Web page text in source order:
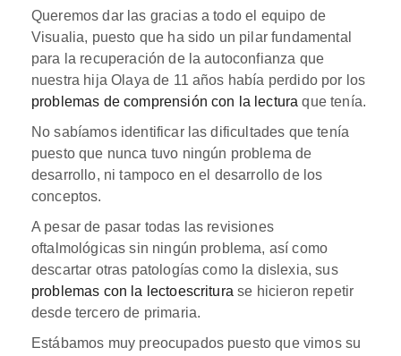
Queremos dar las gracias a todo el equipo de
Visualia, puesto que ha sido un pilar fundamental
para la recuperación de la autoconfianza que
nuestra hija Olaya de 11 años había perdido por los
problemas de comprensión con la lectura que tenía.
No sabíamos identificar las dificultades que tenía
puesto que nunca tuvo ningún problema de
desarrollo, ni tampoco en el desarrollo de los
conceptos.
A pesar de pasar todas las revisiones
oftalmológicas sin ningún problema, así como
descartar otras patologías como la dislexia, sus
problemas con la lectoescritura se hicieron repetir
desde tercero de primaria.
Estábamos muy preocupados puesto que vimos su